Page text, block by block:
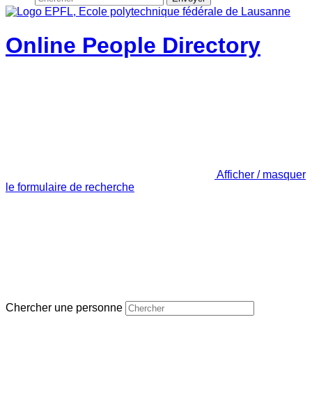
Online People Directory
Afficher / masquer
le formulaire de recherche
Chercher une personne